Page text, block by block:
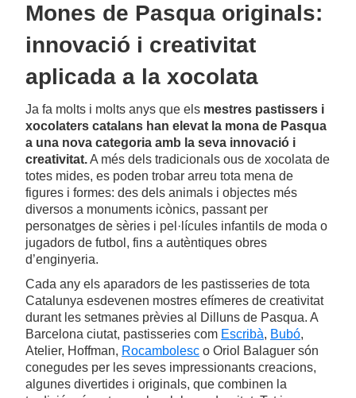
Mones de Pasqua originals:
innovació i creativitat
aplicada a la xocolata
Ja fa molts i molts anys que els mestres pastissers i
xocolaters catalans han elevat la mona de Pasqua
a una nova categoria amb la seva innovació i
creativitat.A més dels tradicionals ous de xocolata de
totes mides, es poden trobar arreu tota mena de
figures i formes: des dels animals i objectes més
diversos a monuments icònics, passant per
personatges de sèries i pel·lícules infantils de moda o
jugadors de futbol, fins a autèntiques obres
d’enginyeria.
Cada any els aparadors de les pastisseries de tota
Catalunya esdevenen mostres efímeres de creativitat
durant les setmanes prèvies al Dilluns de Pasqua. A
Barcelona ciutat, pastisseries com Escribà, Bubó,
Atelier, Hoffman, Rocambolesc o Oriol Balaguer són
conegudes per les seves impressionants creacions,
algunes divertides i originals, que combinen la